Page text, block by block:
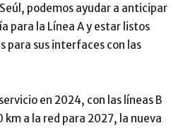
podemos ayudar a anticipar
para la Línea A y estar listos
para sus interfaces con las
en 2024, con las líneas B
km a la red para 2027, la nueva